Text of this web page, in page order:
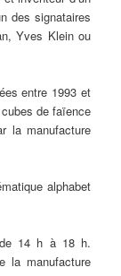
des signataires
Yves Klein ou
entre 1993 et
de faïence
la manufacture
alphabet
14 h à 18 h.
la manufacture